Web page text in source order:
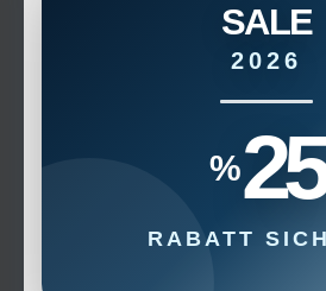
SALE
2026
%25
RABATT
+
Aemrc-rd1204-d32-c32-l160-z03